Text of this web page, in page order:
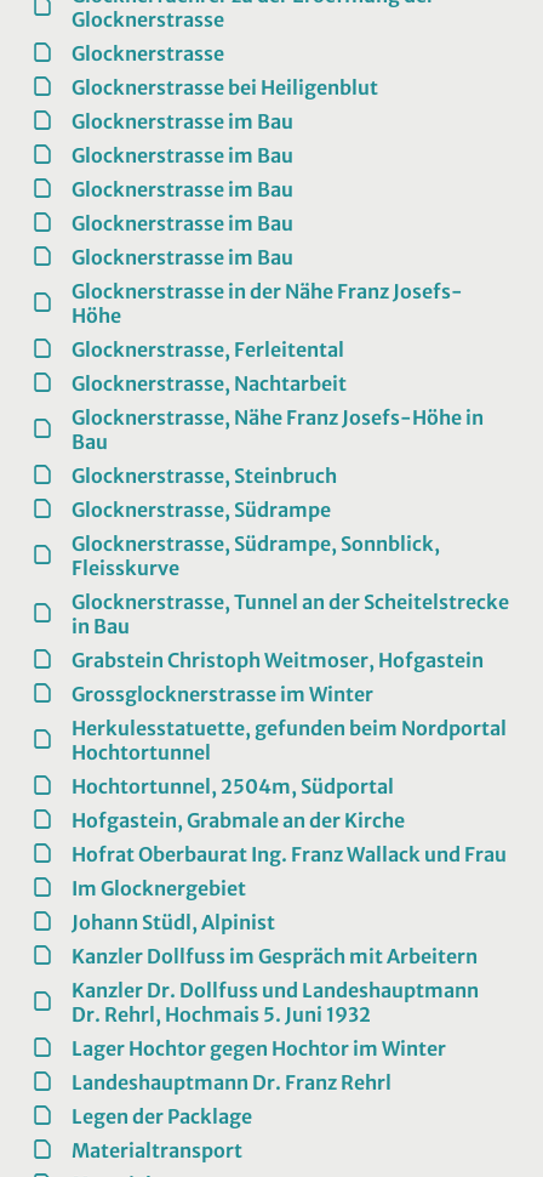
Glocknerstrasse
Glocknerstrasse
Glocknerstrasse bei Heiligenblut
Glocknerstrasse im Bau
Glocknerstrasse im Bau
Glocknerstrasse im Bau
Glocknerstrasse im Bau
Glocknerstrasse im Bau
Glocknerstrasse in der Nähe Franz Josefs-
Höhe
Glocknerstrasse, Ferleitental
Glocknerstrasse, Nachtarbeit
Glocknerstrasse, Nähe Franz Josefs-Höhe in
Bau
Glocknerstrasse, Steinbruch
Glocknerstrasse, Südrampe
Glocknerstrasse, Südrampe, Sonnblick,
Fleisskurve
Glocknerstrasse, Tunnel an der Scheitelstrecke
in Bau
Grabstein Christoph Weitmoser, Hofgastein
Grossglocknerstrasse im Winter
Herkulesstatuette, gefunden beim Nordportal
Hochtortunnel
Hochtortunnel, 2504m, Südportal
Hofgastein, Grabmale an der Kirche
Hofrat Oberbaurat Ing. Franz Wallack und Frau
Im Glocknergebiet
Johann Stüdl, Alpinist
Kanzler Dollfuss im Gespräch mit Arbeitern
Kanzler Dr. Dollfuss und Landeshauptmann
Dr. Rehrl, Hochmais 5. Juni 1932
Lager Hochtor gegen Hochtor im Winter
Landeshauptmann Dr. Franz Rehrl
Legen der Packlage
Materialtransport